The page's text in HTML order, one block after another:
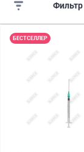
Фильтр
БЕСТСЕЛЛЕР